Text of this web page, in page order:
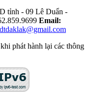
tỉnh - 09 Lê Duẩn -
Email:
phát hành lại các thông